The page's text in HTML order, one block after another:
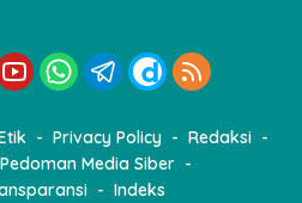
Privacy Policy
Redaksi
Pedoman Media Siber
Indeks